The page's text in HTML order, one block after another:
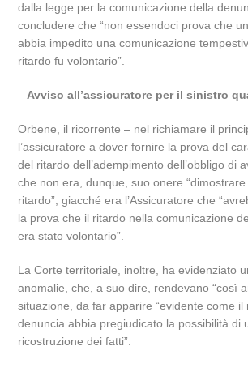
dalla legge per la comunicazione della
concludere che “non essendoci prova che
abbia impedito una comunicazione
ritardo fu volontario”.
Avviso all’assicuratore per il sinistro
Orbene, il ricorrente – nel richiamare il
l’assicuratore a dover fornire la prova del
del ritardo dell’adempimento dell’obbligo di
che non era, dunque, suo onere
ritardo”, giacché era l’Assicuratore che
la prova che il ritardo nella comunicazione
era stato volontario”.
La Corte territoriale, inoltre, ha evidenziato
anomalie, che, a suo dire, rendevano “così
situazione, da far apparire “evidente come il
denuncia abbia pregiudicato la possibilità di
ricostruzione dei fatti”.